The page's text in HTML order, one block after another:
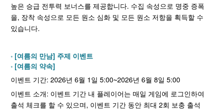
높은 승급 전투력 보너스를 제공합니다. 수집 속성으로 명중 증폭
을, 장착 속성으로 모든 원소 심화 및 모든 원소 저항을 획득할 수
있습니다.
[여름의 만남] 주제 이벤트
[여름의 약속]
이벤트 기간: 2026년 6월 1일 5:00~2026년 6월 8일 5:00
이벤트 소개: 이벤트 기간 내 플레이어는 매일 게임에 로그인하여
출석 체크를 할 수 있으며, 이벤트 기간 동안 최대 2회 보충 출석